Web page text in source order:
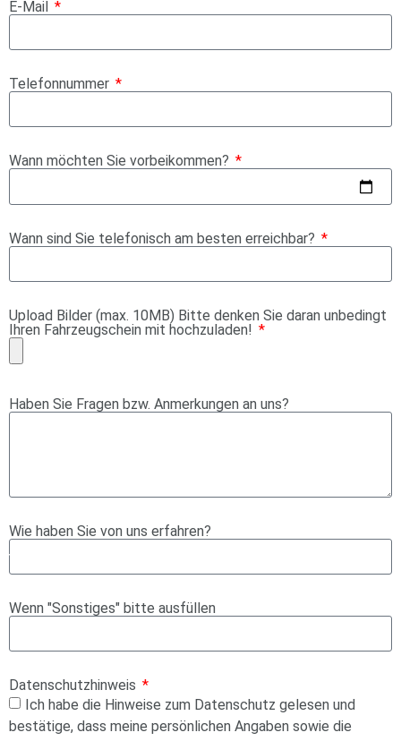
E-Mail
Telefonnummer
Wann möchten Sie vorbeikommen?
Wann sind Sie telefonisch am besten erreichbar?
Upload Bilder (max. 10MB) Bitte denken Sie daran unbedingt
Ihren Fahrzeugschein mit hochzuladen!
Haben Sie Fragen bzw. Anmerkungen an uns?
Wie haben Sie von uns erfahren?
Wenn "Sonstiges" bitte ausfüllen
Datenschutzhinweis
Ich habe die Hinweise zum Datenschutz gelesen und
bestätige, dass meine persönlichen Angaben sowie die